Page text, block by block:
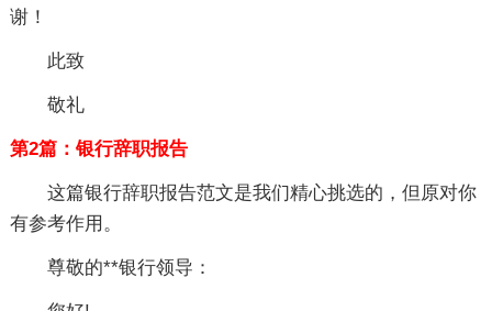
谢！
此致
敬礼
第2篇：银行辞职报告
这篇银行辞职报告范文是我们精心挑选的，但原对你
有参考作用。
尊敬的**银行领导：